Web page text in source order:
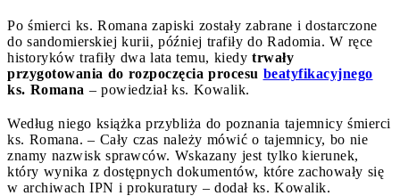
Po śmierci ks. Romana zapiski zostały zabrane i dostarczone
do sandomierskiej kurii, później trafiły do Radomia. W ręce
historyków trafiły dwa lata temu, kiedy trwały
przygotowania do rozpoczęcia procesu beatyfikacyjnego
ks. Romana – powiedział ks. Kowalik.
Według niego książka przybliża do poznania tajemnicy śmierci
ks. Romana. – Cały czas należy mówić o tajemnicy, bo nie
znamy nazwisk sprawców. Wskazany jest tylko kierunek,
który wynika z dostępnych dokumentów, które zachowały się
w archiwach IPN i prokuratury – dodał ks. Kowalik.